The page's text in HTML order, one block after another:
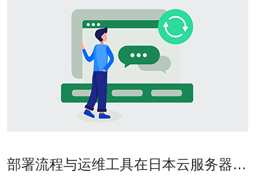
部署流程与运维工具在日本云服务器介